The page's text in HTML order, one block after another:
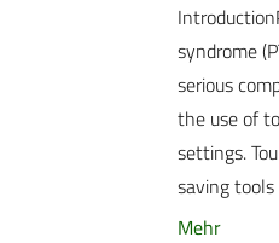
syndrome
serious
the use of
settings.
saving
Mehr